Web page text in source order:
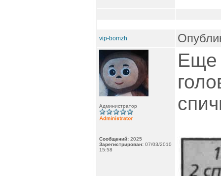
vip-bomzh
Администратор
Сообщений: 2025
Зарегистрирован: 07/03/2010
15:58
Еще